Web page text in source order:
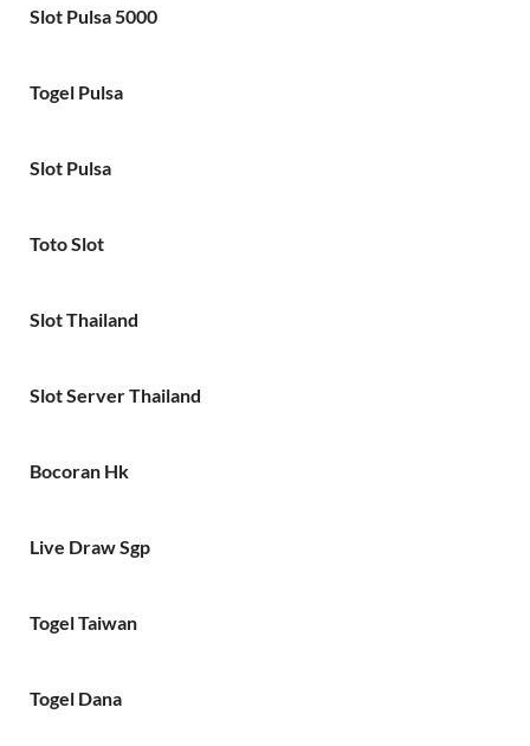
Slot Pulsa 5000
Togel Pulsa
Slot Pulsa
Toto Slot
Slot Thailand
Slot Server Thailand
Bocoran Hk
Live Draw Sgp
Togel Taiwan
Togel Dana